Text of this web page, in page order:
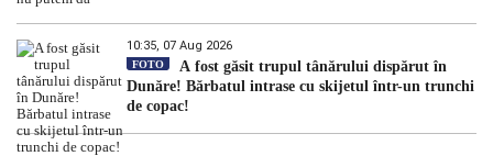
10:35, 07 Aug 2026
FOTO
A fost găsit trupul tânărului dispărut în
Dunăre! Bărbatul intrase cu skijetul într-un trunchi
de copac!